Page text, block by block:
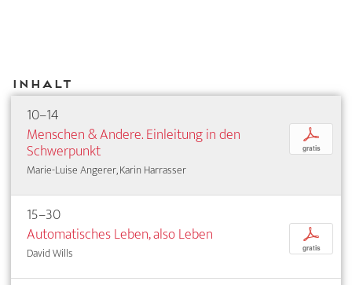
Inhalt
10–14
Menschen & Andere. Einleitung in den
Schwerpunkt
Marie-Luise Angerer, Karin Harrasser
p
gratis
15–30
Automatisches Leben, also Leben
David Wills
p
gratis